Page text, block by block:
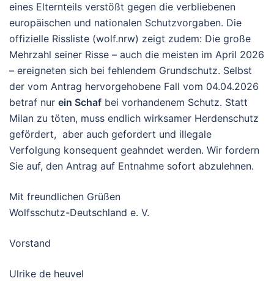
eines Elternteils verstößt gegen die verbliebenen
europäischen und nationalen Schutzvorgaben. Die
offizielle Rissliste (wolf.nrw) zeigt zudem: Die große
Mehrzahl seiner Risse – auch die meisten im April 2026
– ereigneten sich bei fehlendem Grundschutz. Selbst
der vom Antrag hervorgehobene Fall vom 04.04.2026
betraf nur ein Schaf bei vorhandenem Schutz. Statt
Milan zu töten, muss endlich wirksamer Herdenschutz
gefördert, aber auch gefordert und illegale
Verfolgung konsequent geahndet werden. Wir fordern
Sie auf, den Antrag auf Entnahme sofort abzulehnen.
Mit freundlichen Grüßen
Wolfsschutz-Deutschland e. V.
Vorstand
Ulrike de heuvel